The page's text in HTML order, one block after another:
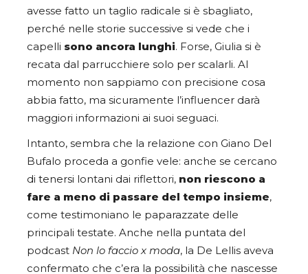
avesse fatto un taglio radicale si è sbagliato,
perché nelle storie successive si vede che i
capelli sono ancora lunghi. Forse, Giulia si è
recata dal parrucchiere solo per scalarli. Al
momento non sappiamo con precisione cosa
abbia fatto, ma sicuramente l’influencer darà
maggiori informazioni ai suoi seguaci.
Intanto, sembra che la relazione con Giano Del
Bufalo proceda a gonfie vele: anche se cercano
di tenersi lontani dai riflettori, non riescono a
fare a meno di passare del tempo insieme,
come testimoniano le paparazzate delle
principali testate. Anche nella puntata del
podcast Non lo faccio x moda, la De Lellis aveva
confermato che c’era la possibilità che nascesse